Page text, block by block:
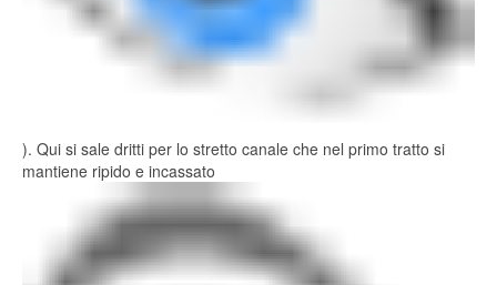
). Qui si sale dritti per lo stretto canale che nel primo tratto si
mantiene ripido e incassato